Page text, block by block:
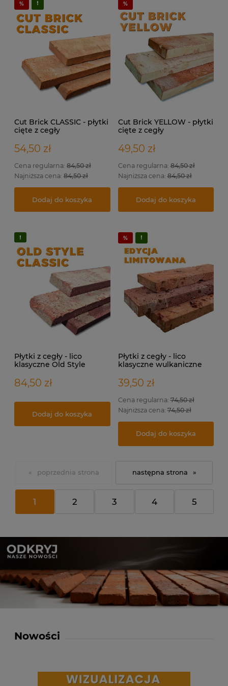
Cut Brick CLASSIC - płytki
cięte z cegły
rozbiórkowej na ścianę.
54,50 zł
Cena regularna:84,50 zł
Najniższa cena:
Dodaj do koszyka
Cut Brick YELLOW - płytki
cięte z cegły
rozbiórkowej na elewację
i do wewnątrz.
49,50 zł
Cena regularna:84,50 zł
Najniższa cena:
Dodaj do koszyka
Płytki z cegły - lico
klasyczne Old Style
CLASSIC
Dodaj do koszyka
Płytki z cegły - lico
klasyczne wulkaniczne
39,50 zł
Cena regularna:74,50 zł
Najniższa cena:
Dodaj do koszyka
1